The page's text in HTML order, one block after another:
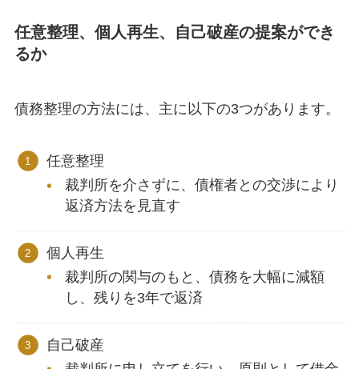
任意整理、個人再生、自己破産の提案ができ
るか
債務整理の方法には、主に以下の3つがあります。
任意整理
裁判所を介さずに、債権者との交渉により
返済方法を見直す
個人再生
裁判所の関与のもと、債務を大幅に減額
し、残りを3年で返済
自己破産